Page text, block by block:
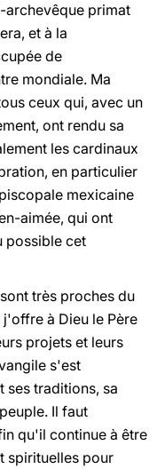
archevêque primat
et à la
de
mondiale. Ma
ceux qui, avec un
ont rendu sa
les cardinaux
en particulier
mexicaine
aimée, qui ont
possible cet
très proches du
à Dieu le Père
projets et leurs
s'est
ses traditions, sa
Il faut
qu'il continue à être
spirituelles pour